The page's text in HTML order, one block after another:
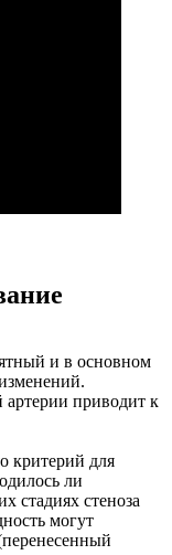
и в основном
артерии приводит к
критерий для
ли
стадиях стеноза
могут